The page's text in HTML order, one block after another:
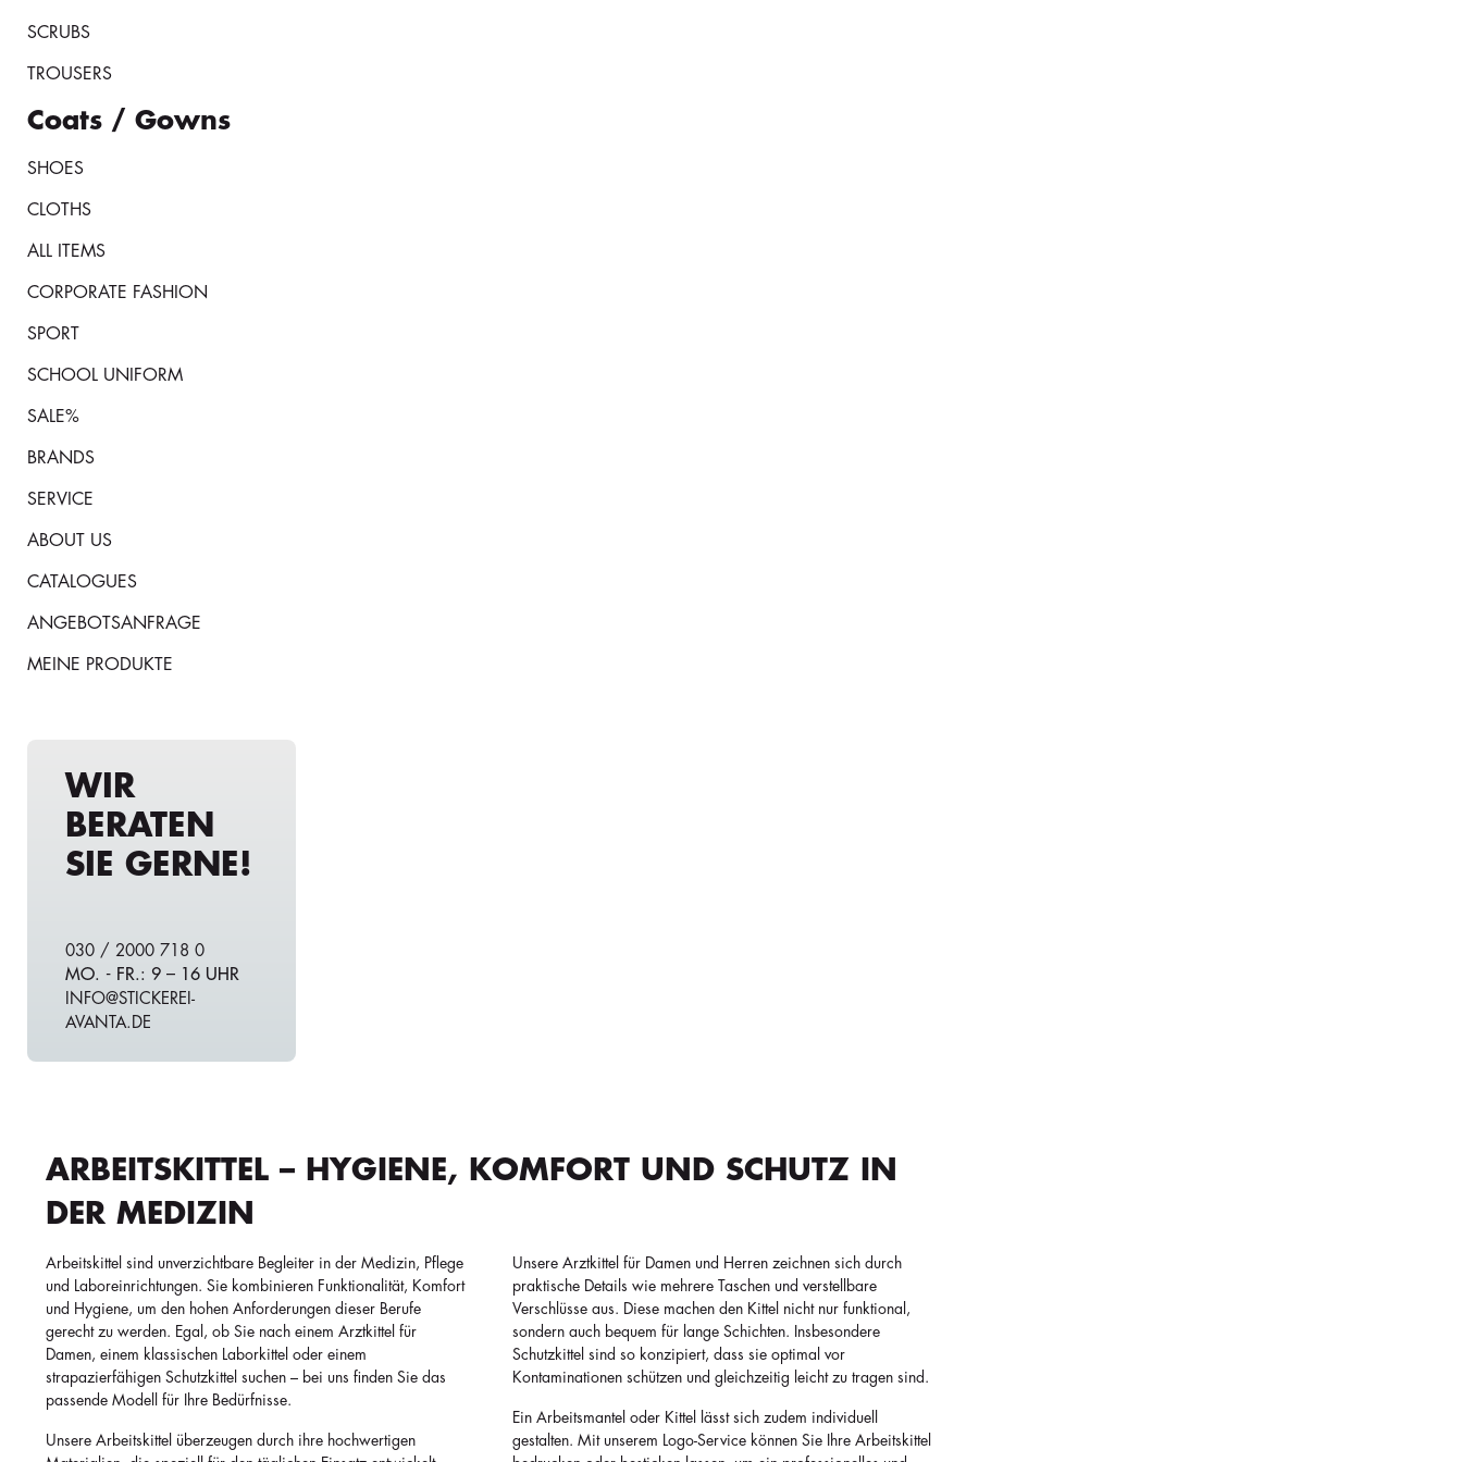
SCRUBS
TROUSERS
Coats / Gowns
SHOES
CLOTHS
ALL ITEMS
CORPORATE FASHION
SPORT
SCHOOL UNIFORM
SALE%
BRANDS
SERVICE
ABOUT US
CATALOGUES
ANGEBOTSANFRAGE
MEINE PRODUKTE
WIR
BERATEN
SIE GERNE!
030 / 2000 718 0
MO. - FR.: 9 – 16 UHR
INFO@STICKEREI-
AVANTA.DE
ARBEITSKITTEL – HYGIENE, KOMFORT UND SCHUTZ IN
DER MEDIZIN
Arbeitskittel sind unverzichtbare Begleiter in der Medizin, Pflege
und Laboreinrichtungen. Sie kombinieren Funktionalität, Komfort
und Hygiene, um den hohen Anforderungen dieser Berufe
gerecht zu werden. Egal, ob Sie nach einem Arztkittel für
Damen, einem klassischen Laborkittel oder einem
strapazierfähigen Schutzkittel suchen – bei uns finden Sie das
passende Modell für Ihre Bedürfnisse.
Unsere Arbeitskittel überzeugen durch ihre hochwertigen
Unsere Arztkittel für Damen und Herren zeichnen sich durch
praktische Details wie mehrere Taschen und verstellbare
Verschlüsse aus. Diese machen den Kittel nicht nur funktional,
sondern auch bequem für lange Schichten. Insbesondere
Schutzkittel sind so konzipiert, dass sie optimal vor
Kontaminationen schützen und gleichzeitig leicht zu tragen sind.
Ein Arbeitsmantel oder Kittel lässt sich zudem individuell
gestalten. Mit unserem Logo-Service können Sie Ihre Arbeitskittel